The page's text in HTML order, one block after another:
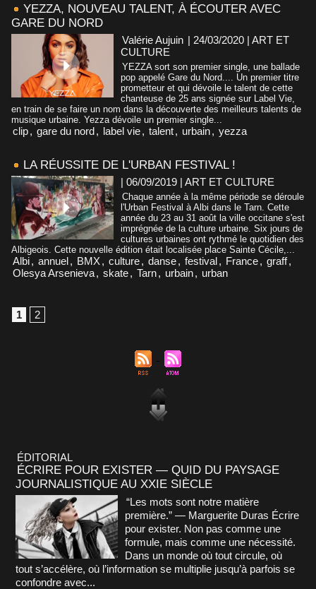
YEZZA, NOUVEAU TALENT, À ÉCOUTER AVEC
GARE DU NORD
Valérie Aujuin | 24/03/2020 | ART ET
CULTURE
YEZZA sort son premier single, une ballade
pop appelé Gare du Nord.... Un premier titre
prometteur et qui dévoile le talent de cette
chanteuse de 25 ans signée sur Label Vie,
en train de se faire un nom dans la découverte des meilleurs talents de
musique urbaine. Yezza dévoile un premier single...
clip, gare du nord, label vie, talent, urbain, yezza
LA RÉUSSITE DE L'URBAN FESTIVAL !
| 06/09/2019 | ART ET CULTURE
Chaque année à la même période se déroule
l'Urban Festival à Albi dans le Tarn. Cette
année du 23 au 31 août la ville occitane s'est
imprégnée de la culture urbaine. Six jours de
cultures urbaines ont rythmé le quotidien des
Albigeois. Cette nouvelle édition était localisée place Sainte Cécile,...
Albi, annuel, BMX, culture, danse, festival, France, graff,
Olesya Arsenieva, skate, Tarn, urbain, urban
1 2
ÉDITORIAL
ÉCRIRE POUR EXISTER — QUID DU PAYSAGE
JOURNALISTIQUE AU XXIE SIÈCLE
“Les mots sont notre matière
première.” — Marguerite Duras Écrire
pour exister. Non pas comme une
formule, mais comme une nécessité.
Dans un monde où tout circule, où
tout s’accélère, où l’information se multiplie jusqu’à parfois se
confondre avec...